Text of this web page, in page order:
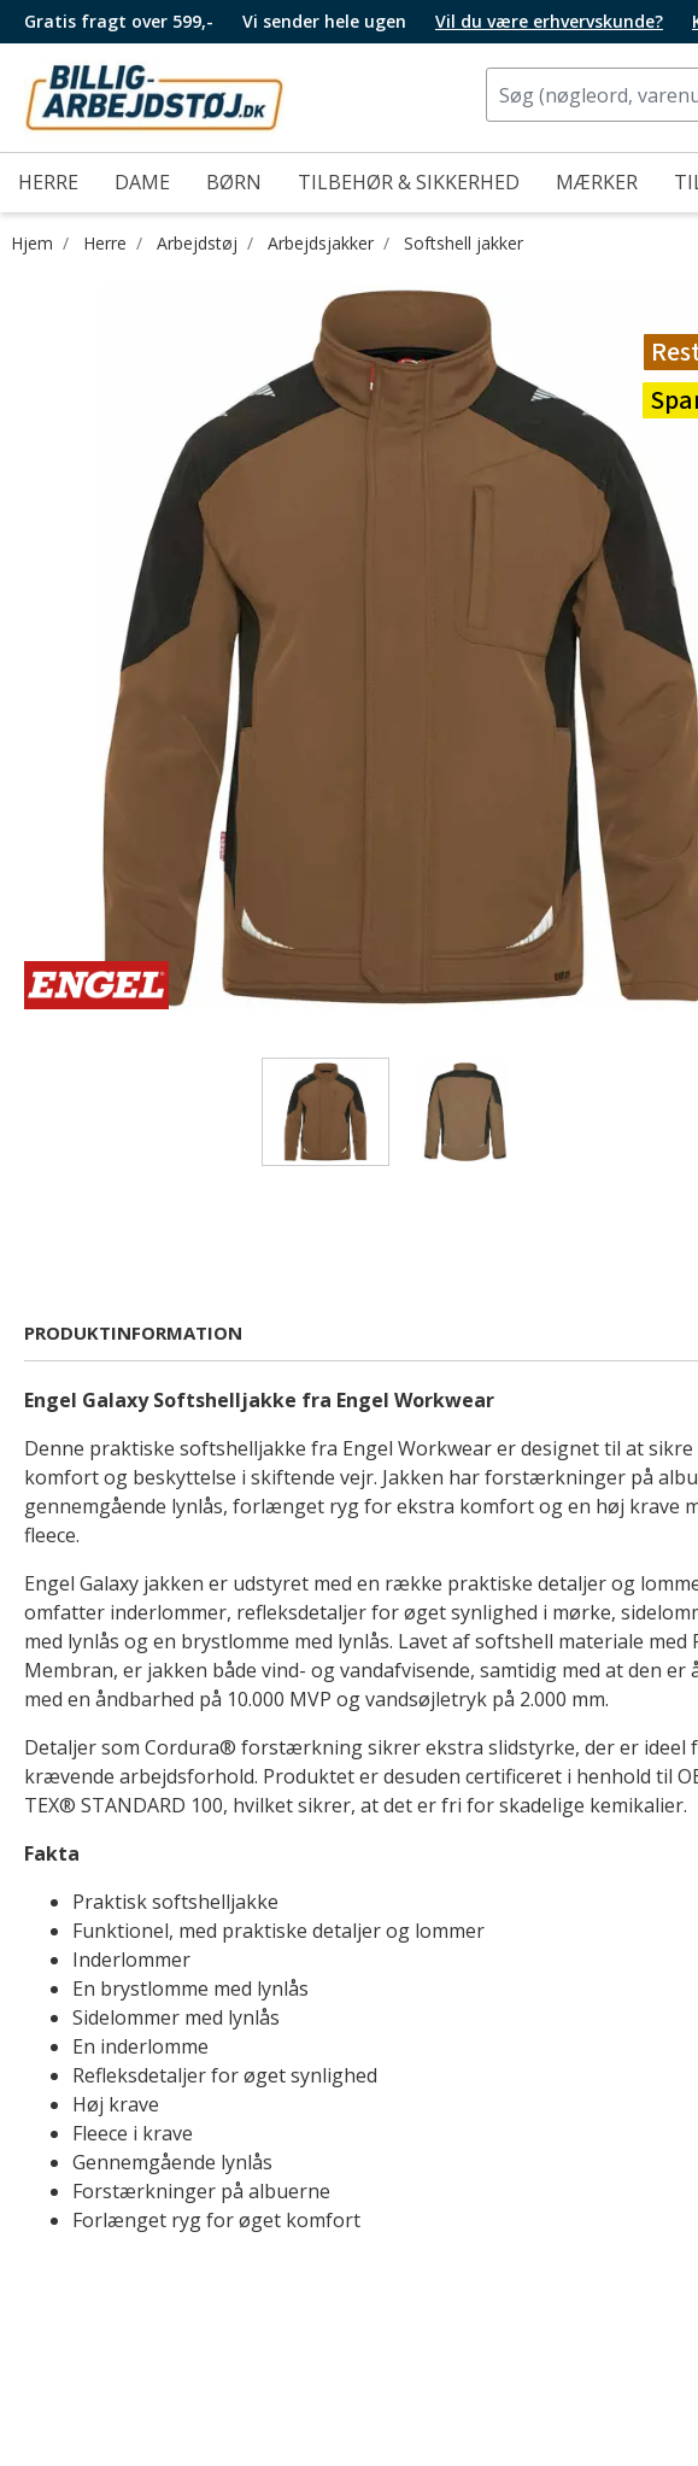
Gratis fragt over 599,- Vi sender hele ugen Vil du være erhvervskunde?
HERRE DAME BØRN TILBEHØR & SIKKERHED MÆRKER
Hjem Herre Arbejdstøj Arbejdsjakker Softshell jakker
PRODUKTINFORMATION
Engel Galaxy Softshelljakke fra Engel Workwear
Denne praktiske softshelljakke fra Engel Workwear er designet til at sikre
komfort og beskyttelse i skiftende vejr. Jakken har forstærkninger på
gennemgående lynlås, forlænget ryg for ekstra komfort og en høj krave
fleece.
Engel Galaxy jakken er udstyret med en række praktiske detaljer og
omfatter inderlommer, refleksdetaljer for øget synlighed i mørke,
med lynlås og en brystlomme med lynlås. Lavet af softshell materiale med
Membran, er jakken både vind- og vandafvisende, samtidig med at den er
med en åndbarhed på 10.000 MVP og vandsøjletryk på 2.000 mm.
Detaljer som Cordura® forstærkning sikrer ekstra slidstyrke, der er ideel
krævende arbejdsforhold. Produktet er desuden certificeret i henhold til
TEX® STANDARD 100, hvilket sikrer, at det er fri for skadelige kemikalier.
Fakta
Praktisk softshelljakke
Funktionel, med praktiske detaljer og lommer
Inderlommer
En brystlomme med lynlås
Sidelommer med lynlås
En inderlomme
Refleksdetaljer for øget synlighed
Høj krave
Fleece i krave
Gennemgående lynlås
Forstærkninger på albuerne
Forlænget ryg for øget komfort